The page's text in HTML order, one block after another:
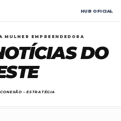
HUB OFICIAL
MULHER EMPREENDEDORA
DO
• ESTRATÉGIA